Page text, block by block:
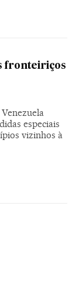
fronteiriços
especiais
vizinhos à